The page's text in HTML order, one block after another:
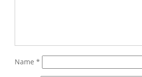
Name *